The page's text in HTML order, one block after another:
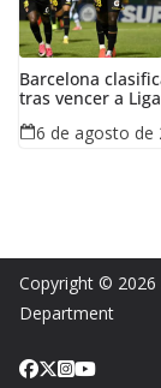
Barcelona
tras vencer a
6 de agosto de
Copyright © 2026
Department